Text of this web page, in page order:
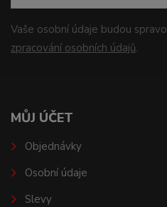
Vaše osobní údaje budou
zpracování osobních údajů.
MŮJ ÚČET
Objednávky
Osobní údaje
Slevy